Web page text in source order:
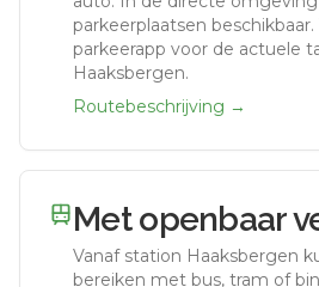
parkeerplaatsen
parkeerapp voor de actuele
Haaksbergen.
Routebeschrijving →
Met openbaar
Vanaf station Haaksbergen
bereiken met bus, tram of